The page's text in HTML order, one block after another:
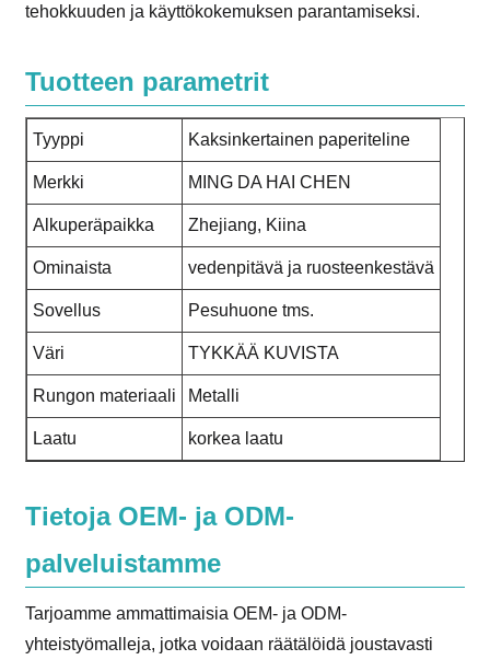
tehokkuuden ja käyttökokemuksen parantamiseksi.
Tuotteen parametrit
Tyyppi Kaksinkertainen paperiteline
Merkki MING DA HAI CHEN
Alkuperäpaikka Zhejiang, Kiina
Ominaista vedenpitävä ja ruosteenkestävä
Sovellus Pesuhuone tms.
Väri TYKKÄÄ KUVISTA
Rungon materiaali Metalli
Laatu korkea laatu
Tietoja OEM- ja ODM-
palveluistamme
Tarjoamme ammattimaisia OEM- ja ODM-
yhteistyömalleja, jotka voidaan räätälöidä joustavasti